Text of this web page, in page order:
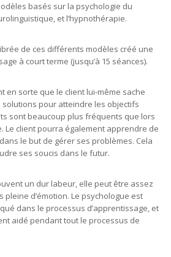
basés sur la psychologie du
et l’hypnothérapie.
de ces différents modèles créé une
à court terme (jusqu’à 15 séances).
en sorte que le client lui-même sache
pour atteindre les objectifs
sont beaucoup plus fréquents que lors
Le client pourra également apprendre de
le but de gérer ses problèmes. Cela
ses soucis dans le futur.
un dur labeur, elle peut être assez
d’émotion. Le psychologue est
dans le processus d’apprentissage, et
aidé pendant tout le processus de